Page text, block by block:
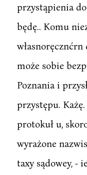
przystąpienia
będę.. Komu
może sobie
Poznania i
przystępu.
protokuł u,
wyrażone
taxy sądowey, -